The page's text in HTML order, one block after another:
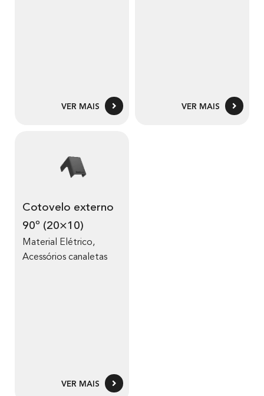
VER MAIS VER MAIS
Cotovelo externo
90º (20×10)
Material Elétrico,
Acessórios canaletas
VER MAIS